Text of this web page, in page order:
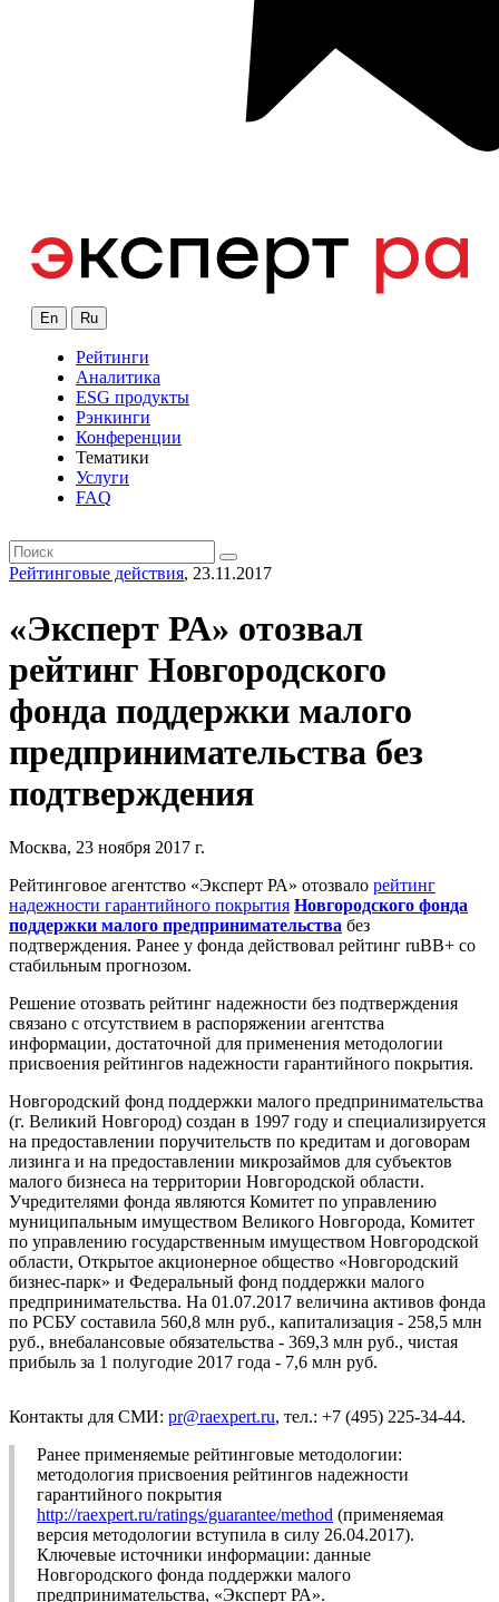
En Ru
Рейтинги
Аналитика
ESG продукты
Рэнкинги
Конференции
Тематики
Услуги
FAQ
Рейтинговые действия, 23.11.2017
«Эксперт РА» отозвал
рейтинг Новгородского
фонда поддержки малого
предпринимательства без
подтверждения
Москва, 23 ноября 2017 г.
Рейтинговое агентство «Эксперт РА» отозвало рейтинг
надежности гарантийного покрытия Новгородского фонда
поддержки малого предпринимательства без
подтверждения. Ранее у фонда действовал рейтинг ruВВ+ со
стабильным прогнозом.
Решение отозвать рейтинг надежности без подтверждения
связано с отсутствием в распоряжении агентства
информации, достаточной для применения методологии
присвоения рейтингов надежности гарантийного покрытия.
Новгородский фонд поддержки малого предпринимательства
(г. Великий Новгород) создан в 1997 году и специализируется
на предоставлении поручительств по кредитам и договорам
лизинга и на предоставлении микрозаймов для субъектов
малого бизнеса на территории Новгородской области.
Учредителями фонда являются Комитет по управлению
муниципальным имуществом Великого Новгорода, Комитет
по управлению государственным имуществом Новгородской
области, Открытое акционерное общество «Новгородский
бизнес-парк» и Федеральный фонд поддержки малого
предпринимательства. На 01.07.2017 величина активов фонда
по РСБУ составила 560,8 млн руб., капитализация - 258,5 млн
руб., внебалансовые обязательства - 369,3 млн руб., чистая
прибыль за 1 полугодие 2017 года - 7,6 млн руб.
Контакты для СМИ: pr@raexpert.ru, тел.: +7 (495) 225-34-44.
Ранее применяемые рейтинговые методологии:
методология присвоения рейтингов надежности
гарантийного покрытия
http://raexpert.ru/ratings/guarantee/method (применяемая
версия методологии вступила в силу 26.04.2017).
Ключевые источники информации: данные
Новгородского фонда поддержки малого
предпринимательства, «Эксперт РА».